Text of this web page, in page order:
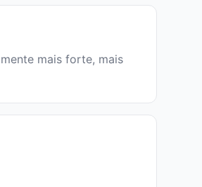
mais forte, mais